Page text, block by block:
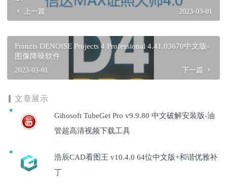
上一篇 2023-03-01
Franzis DENOISE Projects 4 Professional 4.41.03670中文版-
图像降噪软件
2023-03-01 下一篇
文章展示
Gihosoft TubeGet Pro v9.9.80 中文破解安装版-油
管超高清视频下载工具
浩辰CAD看图王 v10.4.0 64位中文版+和谐优雅补
丁